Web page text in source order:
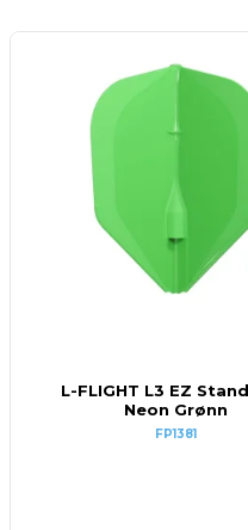
L-FLIGHT L3 EZ
Neon Grønn
FP1381